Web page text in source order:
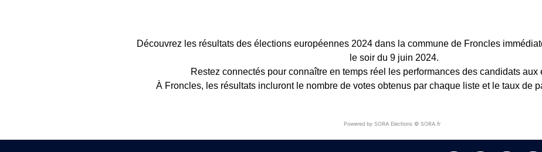
Découvrez les résultats des élections européennes 2024 dans la commune de Froncles
le soir du 9 juin 2024.
Restez connectés pour connaître en temps réel les performances des candidats aux
À Froncles, les résultats incluront le nombre de votes obtenus par chaque liste et le taux de
Powered by SORA Elections © SORA.fr